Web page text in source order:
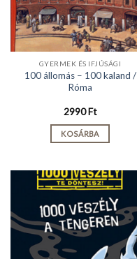
GYERMEK ÉS IFJÚSÁGI
100 állomás – 100 kaland /
Róma
2990Ft
KOSÁRBA